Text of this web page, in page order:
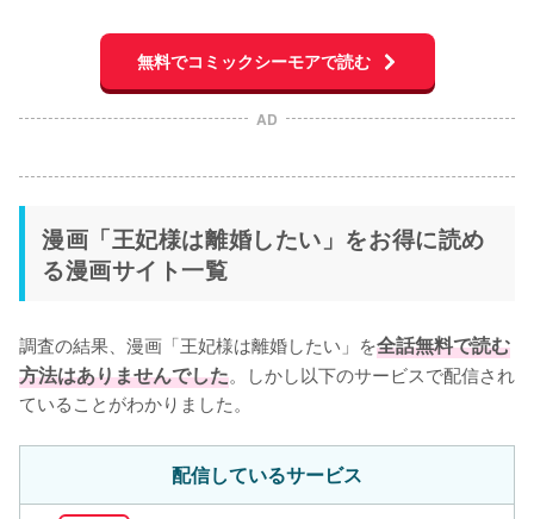
無料でコミックシーモアで読む
AD
漫画「王妃様は離婚したい」をお得に読め
る漫画サイト一覧
調査の結果、漫画「王妃様は離婚したい」を全話無料で読む
方法はありませんでした。しかし以下のサービスで配信され
ていることがわかりました。
配信しているサービス